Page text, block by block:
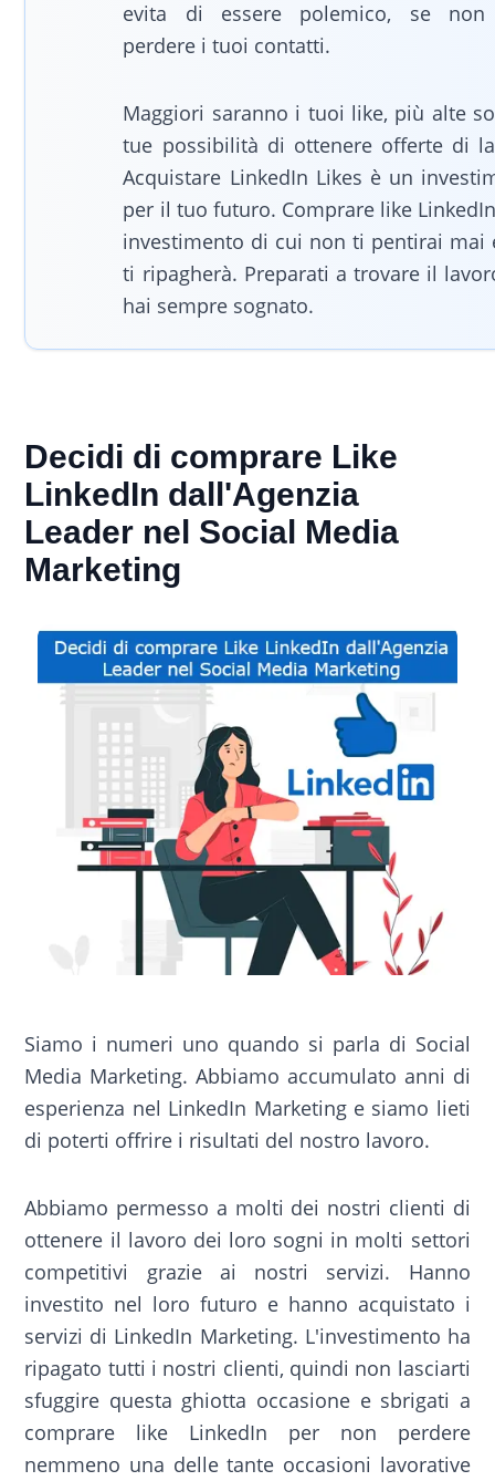
evita di essere polemico, se non
perdere i tuoi contatti.
Maggiori saranno i tuoi like, più alte
tue possibilità di ottenere offerte di
Acquistare LinkedIn Likes è un
per il tuo futuro. Comprare like
investimento di cui non ti pentirai mai
ti ripagherà. Preparati a trovare il
hai sempre sognato.
Decidi di comprare Like
LinkedIn dall'Agenzia
Leader nel Social Media
Marketing
Siamo i numeri uno quando si parla di Social
Media Marketing. Abbiamo accumulato anni di
esperienza nel LinkedIn Marketing e siamo lieti
di poterti offrire i risultati del nostro lavoro.
Abbiamo permesso a molti dei nostri clienti di
ottenere il lavoro dei loro sogni in molti settori
competitivi grazie ai nostri servizi. Hanno
investito nel loro futuro e hanno acquistato i
servizi di LinkedIn Marketing. L'investimento ha
ripagato tutti i nostri clienti, quindi non lasciarti
sfuggire questa ghiotta occasione e sbrigati a
comprare like LinkedIn per non perdere
nemmeno una delle tante occasioni lavorative